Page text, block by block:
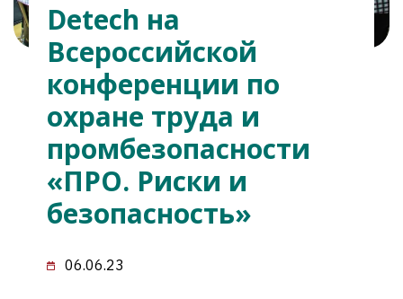
Detech на
Всероссийской
конференции по
охране труда и
промбезопасности
«ПРО. Риски и
безопасность»
06.06.23